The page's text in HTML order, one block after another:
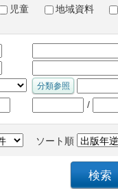
児童
地域資料
/
ソート順